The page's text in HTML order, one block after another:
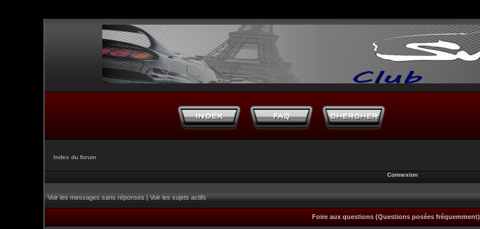
Index du forum
Connexion
Voir les messages sans réponses|Voir les sujets actifs
Foire aux questions (Questions posées fréquemment)